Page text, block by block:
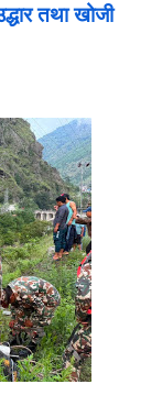
तथा खोजी